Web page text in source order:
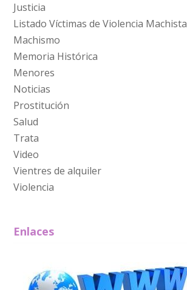
Justicia
Listado Víctimas de Violencia Machista
Machismo
Memoria Histórica
Menores
Noticias
Prostitución
Salud
Trata
Video
Vientres de alquiler
Violencia
Enlaces